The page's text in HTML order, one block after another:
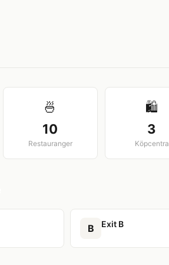
🍜
10
Restauranger
🛍️
3
Köpcentra
B Exit B